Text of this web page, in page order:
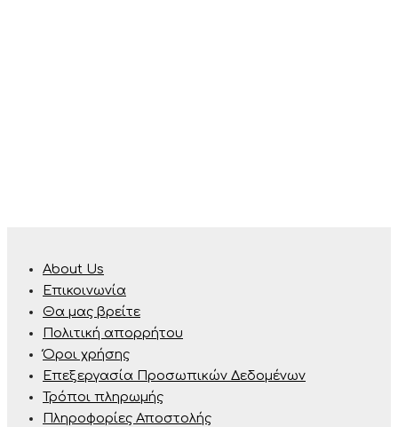
About Us
Επικοινωνία
Θα μας βρείτε
Πολιτική απορρήτου
Όροι χρήσης
Επεξεργασία Προσωπικών Δεδομένων
Τρόποι πληρωμής
Πληροφορίες Αποστολής